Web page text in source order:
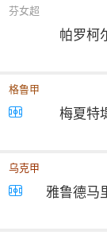
芬女超
帕罗柯
格鲁甲
梅夏特
乌克甲
雅鲁德马